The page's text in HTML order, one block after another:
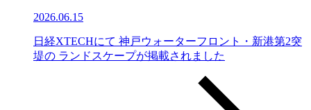
2026.06.15
日経XTECHにて 神戸ウォーターフロント・新港第2突
堤の ランドスケープが掲載されました